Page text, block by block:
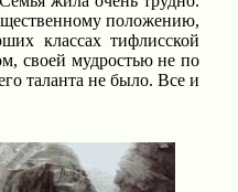
положению,
классах тифлисской
своей мудростью не по
таланта не было. Все и